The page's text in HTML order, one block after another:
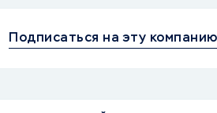
Подписаться на эту компанию